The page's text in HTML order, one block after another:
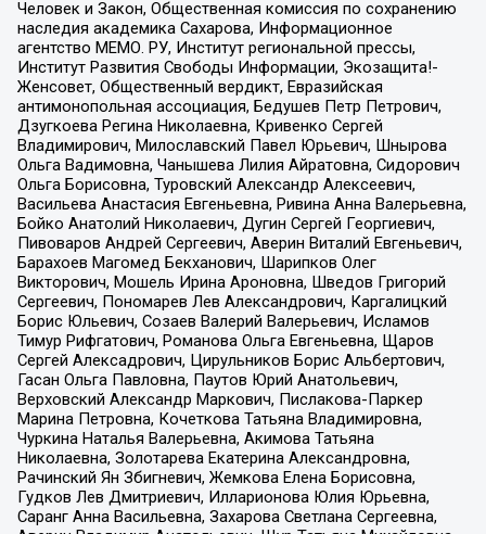
Человек и Закон, Общественная комиссия по сохранению
наследия академика Сахарова, Информационное
агентство МЕМО. РУ, Институт региональной прессы,
Институт Развития Свободы Информации, Экозащита!-
Женсовет, Общественный вердикт, Евразийская
антимонопольная ассоциация, Бедушев Петр Петрович,
Дзугкоева Регина Николаевна, Кривенко Сергей
Владимирович, Милославский Павел Юрьевич, Шнырова
Ольга Вадимовна, Чанышева Лилия Айратовна, Сидорович
Ольга Борисовна, Туровский Александр Алексеевич,
Васильева Анастасия Евгеньевна, Ривина Анна Валерьевна,
Бойко Анатолий Николаевич, Дугин Сергей Георгиевич,
Пивоваров Андрей Сергеевич, Аверин Виталий Евгеньевич,
Барахоев Магомед Бекханович, Шарипков Олег
Викторович, Мошель Ирина Ароновна, Шведов Григорий
Сергеевич, Пономарев Лев Александрович, Каргалицкий
Борис Юльевич, Созаев Валерий Валерьевич, Исламов
Тимур Рифгатович, Романова Ольга Евгеньевна, Щаров
Сергей Алексадрович, Цирульников Борис Альбертович,
Гасан Ольга Павловна, Паутов Юрий Анатольевич,
Верховский Александр Маркович, Пислакова-Паркер
Марина Петровна, Кочеткова Татьяна Владимировна,
Чуркина Наталья Валерьевна, Акимова Татьяна
Николаевна, Золотарева Екатерина Александровна,
Рачинский Ян Збигневич, Жемкова Елена Борисовна,
Гудков Лев Дмитриевич, Илларионова Юлия Юрьевна,
Саранг Анна Васильевна, Захарова Светлана Сергеевна,